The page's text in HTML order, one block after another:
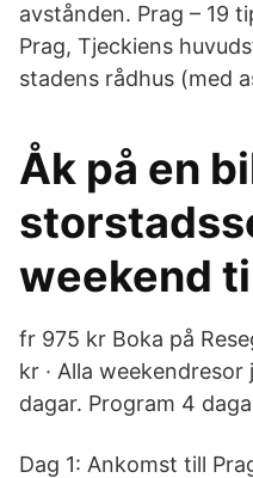
avstånden. Prag – 19
Prag, Tjeckiens
stadens rådhus (med
Åk på en
weekend
fr 975 kr Boka på
kr · Alla
dagar. Program 4
Dag 1: Ankomst till